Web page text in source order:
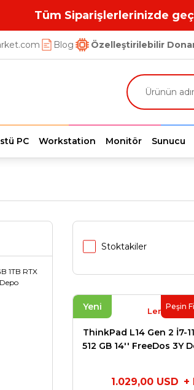
Tüm Siparişlerlerinizde
Blog Özelleştirilebilir
PC Workstation Monitör Sunucu
Stoktakiler
Yeni Peşin
Lenovo
ThinkPad L14 Gen 2 İ7-
512 GB 14'' FreeDos 3Y
1.029,00 USD +